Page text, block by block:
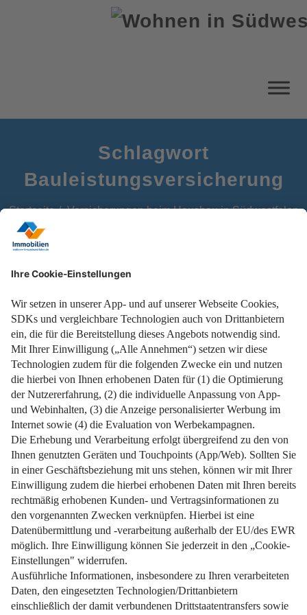
Schlagwort
Bauleistungsversicherung
Startseite Versicherungen beim Hausbau in Südwestfalen
Entdecken Sie die drei wichtigsten Versicherungen, die Ihr
Bauprojekt sicher machen.
Weiterlesen
Impressum Datenschutz Nutzungsbedingungen
Pflichtinformationen AGB Über uns Bildquellen
Barrierefreiheit Widerrufsformular